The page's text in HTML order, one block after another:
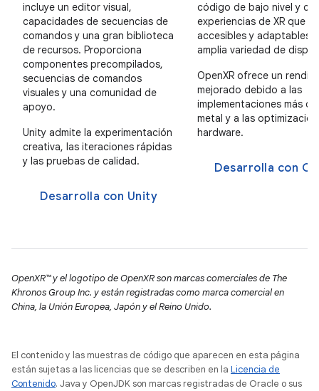
incluye un editor visual,
capacidades de secuencias de
comandos y una gran biblioteca
de recursos. Proporciona
componentes precompilados,
secuencias de comandos
visuales y una comunidad de
apoyo.
Unity admite la experimentación
creativa, las iteraciones rápidas
y las pruebas de calidad.
Desarrolla con Unity
código de bajo nivel y
experiencias de XR que
accesibles y adaptables
amplia variedad de
OpenXR ofrece un
mejorado debido a las
implementaciones más
metal y a las
hardware.
Desarrolla con
OpenXR™ y el logotipo de OpenXR son marcas comerciales de The
Khronos Group Inc. y están registradas como marca comercial en
China, la Unión Europea, Japón y el Reino Unido.
El contenido y las muestras de código que aparecen en esta página
están sujetas a las licencias que se describen en la Licencia de
Contenido. Java y OpenJDK son marcas registradas de Oracle o sus